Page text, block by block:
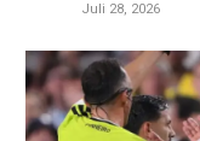
Juli 28, 2026